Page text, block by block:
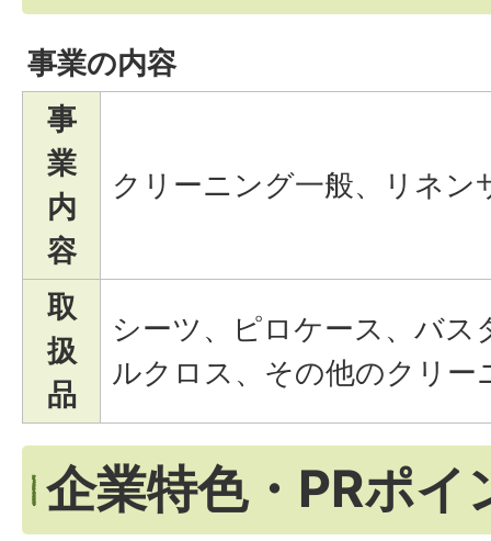
事業の内容
事
業
内
容
クリーニング一般、リネン
取
扱
品
シーツ、ピロケース、バス
ルクロス、その他のクリー
企業特色・PRポイ